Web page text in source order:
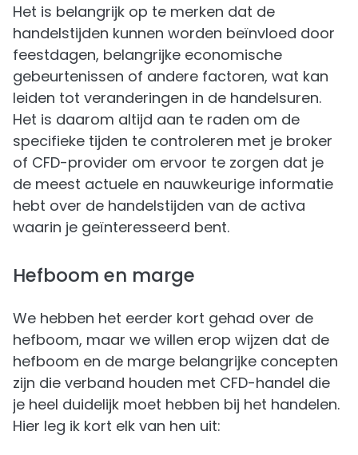
Het is belangrijk op te merken dat de
handelstijden kunnen worden beïnvloed door
feestdagen, belangrijke economische
gebeurtenissen of andere factoren, wat kan
leiden tot veranderingen in de handelsuren.
Het is daarom altijd aan te raden om de
specifieke tijden te controleren met je broker
of CFD-provider om ervoor te zorgen dat je
de meest actuele en nauwkeurige informatie
hebt over de handelstijden van de activa
waarin je geïnteresseerd bent.
Hefboom en marge
We hebben het eerder kort gehad over de
hefboom, maar we willen erop wijzen dat de
hefboom en de marge belangrijke concepten
zijn die verband houden met CFD-handel die
je heel duidelijk moet hebben bij het handelen.
Hier leg ik kort elk van hen uit: